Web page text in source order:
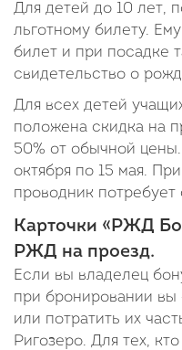
Для детей до 10 лет,
льготному билету.
билет и при посадке
свидетельство о
Для всех детей
положена скидка на
50% от обычной
октября по 15 мая.
проводник
Карточки «РЖД
РЖД на проезд.
Если вы владелец
при бронировании
или потратить их
Ригозеро. Для тех,